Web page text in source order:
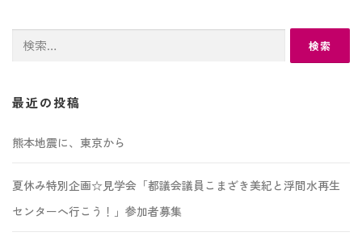
検
最近の投稿
熊本地震に、東京から
夏休み特別企画☆見学会「都議会議員こまざき美紀と浮間水再生
センターへ行こう！」参加者募集